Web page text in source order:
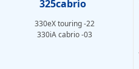
325cabrio
330eX touring -22
330iA cabrio -03